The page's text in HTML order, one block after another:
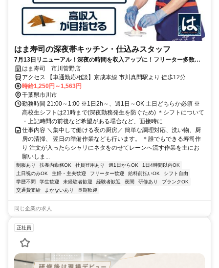
はま寿司の深夜帯キッチン・仕込みスタッフ
7月13日リニューアル！深夜の時間を収入アップに！フリーター多数活
躍中♪高収入を目指せる環境です！
はま寿司 市川菅野店
アクセス 【車通勤応相談】京成本線 市川真間駅より 徒歩12分
時給1,250円～1,563円
千葉県市川市
勤務時間 21:00～1:00 ※1日2h～、週1日～OK 土日どちらか必須 ※
高校生シフトは21時まで(深夜勤務発生を防ぐため) ＊シフトについて
・上記時間の前後など希望がある場合など、面接時に...
仕事内容 ＼集中して働ける夜の厨房／ 簡単な調理対応、洗い物、厨
房の清掃、 翌日の準備作業なども行います。 ＊誰でもできる寿司作
り 注文が入ったらシャリにネタをのせてレーンへ流す作業を主にお
願いしま...
制服あり 扶養内勤務OK 社員登用あり 週1日からOK
1日4時間以内OK
土日祝のみOK
主婦・主夫歓迎 フリーター歓迎 給料前払いOK
シフト自由
学歴不問
学生歓迎 未経験者歓迎 経験者歓迎 夜間 研修あり
ブランクOK
交通費支給
まかないあり 長期歓迎
同じ企業の求人
正社員